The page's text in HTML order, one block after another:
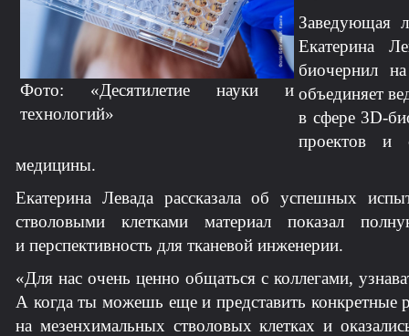
Фото: «Десятилетие науки и
технологий»
Заведующая
Екатерина
биочернил
объединяет
в сфере 3D-
проектов и
медицины.
Екатерина Левада рассказала об успешных
стволовыми клетками материал показал
и перспективность для тканевой инженерии.
«Для нас очень ценно общаться с коллегами,
А когда ты можешь еще и представить
на мезенхимальных стволовых клетках и